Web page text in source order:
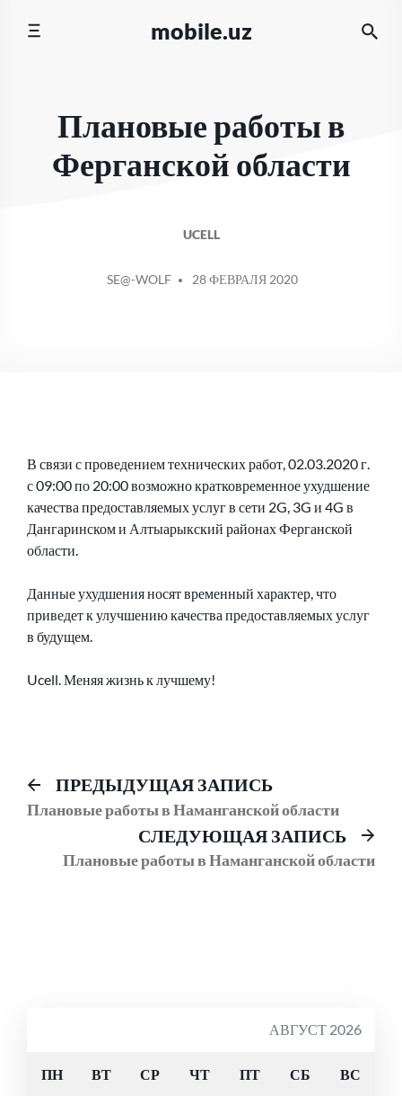
mobile.uz
Плановые работы в
Ферганской области
UCELL
ОТ
SE@-WOLF 28 ФЕВРАЛЯ 2020
В связи с проведением технических работ, 02.03.2020 г.
с 09:00 по 20:00 возможно кратковременное ухудшение
качества предоставляемых услуг в сети 2G, 3G и 4G в
Дангаринском и Алтыарыкский районах Ферганской
области.
Данные ухудшения носят временный характер, что
приведет к улучшению качества предоставляемых услуг
в будущем.
Ucell. Меняя жизнь к лучшему!
Навигация
по
записям
ПРЕДЫДУЩАЯ ЗАПИСЬПредыдущий
пост:
Плановые работы в Наманганской области
СЛЕДУЮЩАЯ ЗАПИСЬ
Плановые работы в Наманганской области
АВГУСТ 2026
ПН ВТ СР ЧТ ПТ СБ ВС